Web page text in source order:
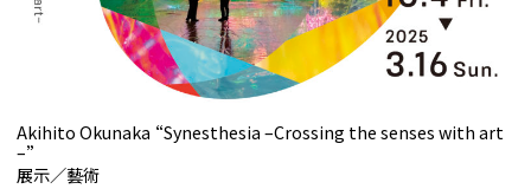
Akihito Okunaka “Synesthesia –Crossing the senses with art
–”
展示／藝術